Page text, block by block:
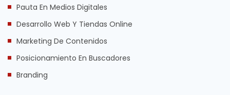
Pauta En Medios Digitales
Desarrollo Web Y Tiendas Online
Marketing De Contenidos
Posicionamiento En Buscadores
Branding